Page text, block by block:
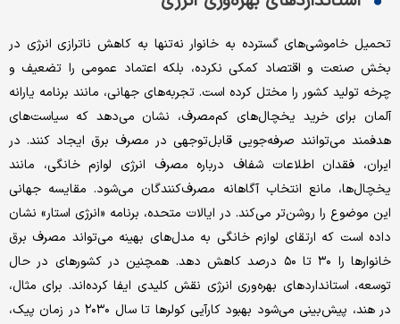
تحمیل خاموشی‌های گسترده به خانوار نه‌تنها به کاهش ناترازی انرژی در
بخش صنعت و اقتصاد کمکی نکرده، بلکه اعتماد عمومی را تضعیف و
چرخه تولید کشور را مختل کرده است. تجربه‌های جهانی، مانند برنامه یارانه
آلمان برای خرید یخچال‌های کم‌مصرف، نشان می‌دهد که سیاست‌های
هدفمند می‌توانند صرفه‌جویی قابل‌توجهی در مصرف برق ایجاد کنند. در
ایران، فقدان اطلاعات شفاف درباره مصرف انرژی لوازم خانگی، مانند
یخچال‌ها، مانع انتخاب آگاهانه مصرف‌کنندگان می‌شود. مقایسه جهانی
این موضوع را روشن‌تر می‌کند. در ایالات متحده، برنامه «انرژی استار» نشان
داده است که ارتقای لوازم خانگی به مدل‌های بهینه می‌تواند مصرف برق
خانوارها را ۳۰ تا ۵۰ درصد کاهش دهد. همچنین در کشورهای در حال
توسعه، استانداردهای بهره‌وری انرژی نقش کلیدی ایفا کرده‌اند. برای مثال،
در هند، پیش‌بینی می‌شود بهبود کارآیی کولرها تا سال ۲۰۳۰ در زمان پیک،